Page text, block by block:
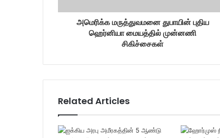
r
அமெரிக்க மருத்துவமனை துபாயின் புதிய
ஹெர்னியா மையத்தில் முன்னணி
சிகிச்சைகள்
Related Articles